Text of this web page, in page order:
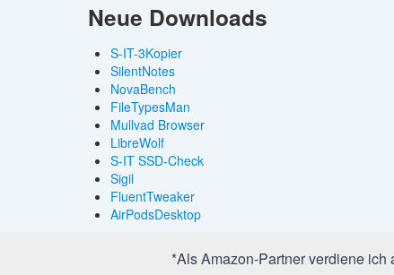
Neue Downloads
S-IT-3Kopier
SilentNotes
NovaBench
FileTypesMan
Mullvad Browser
LibreWolf
S-IT SSD-Check
Sigil
FluentTweaker
AirPodsDesktop
*Als Amazon-Partner verdiene